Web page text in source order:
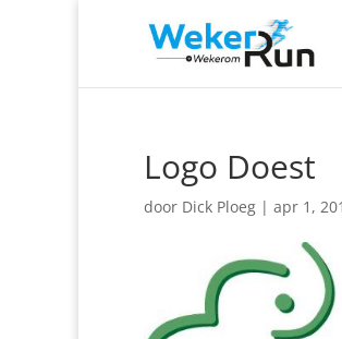
Logo Doest
door Dick Ploeg | apr 1,